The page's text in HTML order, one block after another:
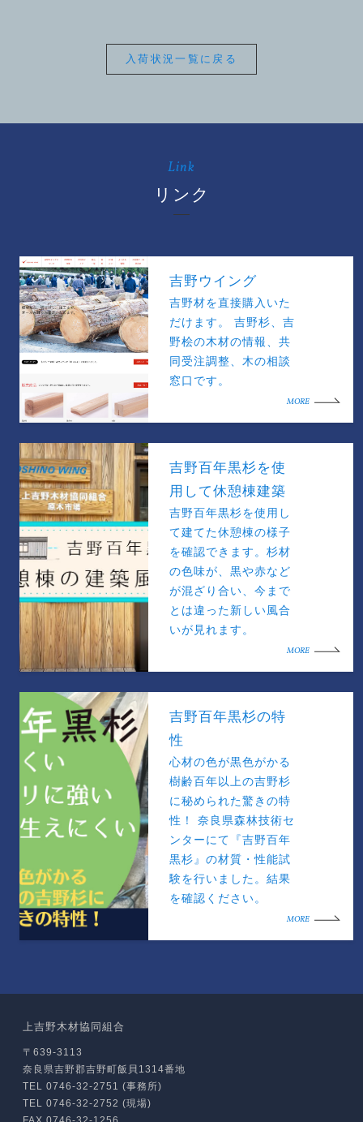
入荷状況一覧に戻る
Link
リンク
吉野ウイング
吉野材を直接購入いた
だけます。 吉野杉、吉
野桧の木材の情報、共
同受注調整、木の相談
窓口です。
MORE
吉野百年黒杉を使
用して休憩棟建築
吉野百年黒杉を使用し
て建てた休憩棟の様子
を確認できます。杉材
の色味が、黒や赤など
が混ざり合い、今まで
とは違った新しい風合
いが見れます。
MORE
吉野百年黒杉の特
性
心材の色が黒色がかる
樹齢百年以上の吉野杉
に秘められた驚きの特
性！ 奈良県森林技術セ
ンターにて『吉野百年
黒杉』の材質・性能試
験を行いました。結果
を確認ください。
MORE
上吉野木材協同組合
〒639-3113
奈良県吉野郡吉野町飯貝1314番地
TEL 0746-32-2751 (事務所)
TEL 0746-32-2752 (現場)